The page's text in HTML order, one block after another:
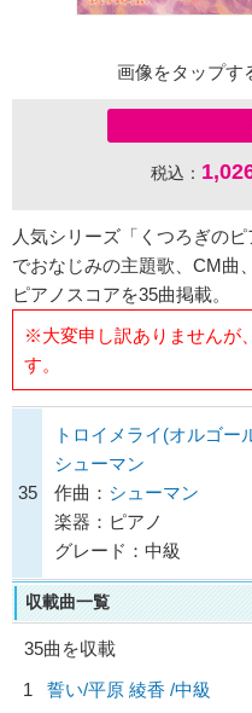
画像をタップす
税込：
人気シリーズ「くつろぎの
でおなじみの主題歌、CM曲
ピアノスコアを35曲掲載。
※大変申し訳ありませんが
す。
35
トロイメライ(オルゴー
シューマン
作曲： シューマン
楽器：ピアノ
グレード：中級
収載曲一覧
35曲を収載
1
誓い/平原 綾香 /中級